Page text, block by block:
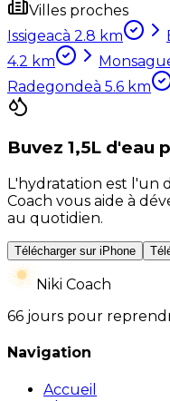
Villes proches
Issigeacà 2.8 km
4.2 km
Radegondeà 5.6 km
Buvez 1,5L d'eau
L'hydratation est l'un
Coach vous aide à
au quotidien.
Télécharger sur iPhone
Niki Coach
66 jours pour
Navigation
Accueil